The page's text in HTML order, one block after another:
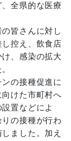
全県的な医療
皆さんに対し
控え、飲食店
、感染の拡大
の接種促進に
けた市町村へ
置などによ
の接種が行わ
ました。加え